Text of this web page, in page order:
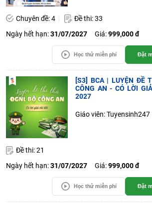
Chuyên đề: 4
Đề thi: 33
Ngày hết hạn:31/07/2027 Giá:999,000 đ
Học thử miễn phí Đặt
[S3] BCA | LUYỆN ĐỀ
CÔNG AN - CÓ LỜI
2027
Giáo viên: Tuyensinh247
Đề thi: 21
Ngày hết hạn:31/07/2027 Giá:999,000 đ
Học thử miễn phí Đặt